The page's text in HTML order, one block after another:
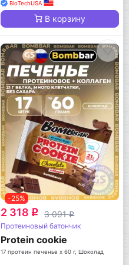
BioTechUSA
В корзину
-25%
2 318 q 3 091q
Протеиновый батончик
Protein cookie
17 протеин печенье x 60 г, Шоколад